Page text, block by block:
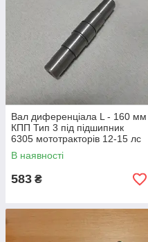
Вал диференціала L - 160 мм
КПП Тип 3 під підшипник
6305 мототракторів 12-15 лс
В наявності
583 ₴